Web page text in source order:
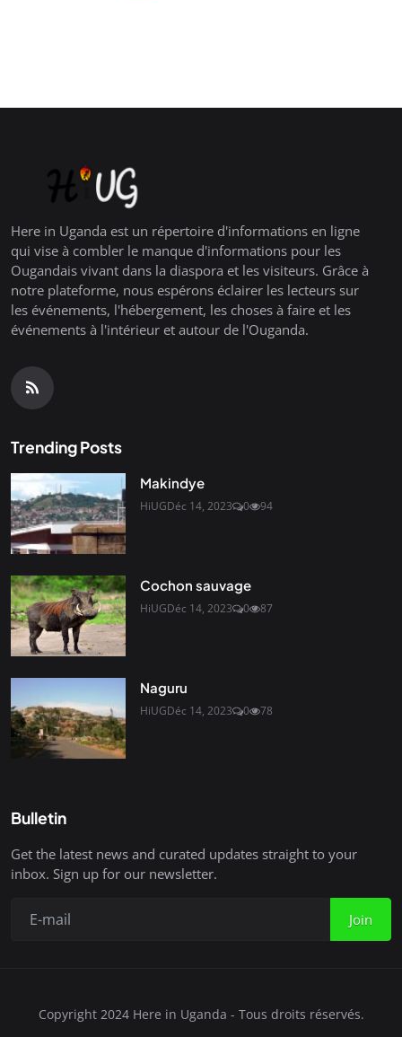
Here in Uganda est un répertoire d'informations en ligne
qui vise à combler le manque d'informations pour les
Ougandais vivant dans la diaspora et les visiteurs. Grâce à
notre plateforme, nous espérons éclairer les lecteurs sur
les événements, l'hébergement, les choses à faire et les
événements à l'intérieur et autour de l'Ouganda.
Trending Posts
Makindye
HiUGDéc 14, 2023 0 94
Cochon sauvage
HiUGDéc 14, 2023 0 87
Naguru
HiUGDéc 14, 2023 0 78
Bulletin
Get the latest news and curated updates straight to your
inbox. Sign up for our newsletter.
Join
Copyright 2024 Here in Uganda - Tous droits réservés.